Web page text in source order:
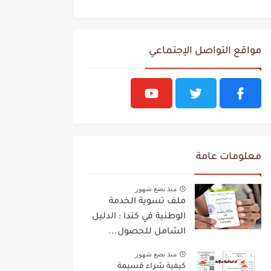
مواقع التواصل الإجتماعي
معلومات عامة
منذ بضع شهور
ملف تسوية الخدمة
الوطنية في كندا : الدليل
الشامل للحصول...
منذ بضع شهور
كيفية شراء قسيمة